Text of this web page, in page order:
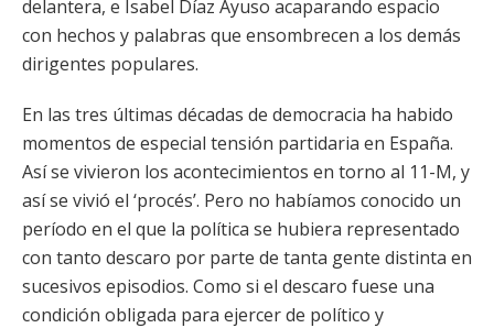
delantera, e Isabel Díaz Ayuso acaparando espacio
con hechos y palabras que ensombrecen a los demás
dirigentes populares.
En las tres últimas décadas de democracia ha habido
momentos de especial tensión partidaria en España.
Así se vivieron los acontecimientos en torno al 11-M, y
así se vivió el ‘procés’. Pero no habíamos conocido un
período en el que la política se hubiera representado
con tanto descaro por parte de tanta gente distinta en
sucesivos episodios. Como si el descaro fuese una
condición obligada para ejercer de político y